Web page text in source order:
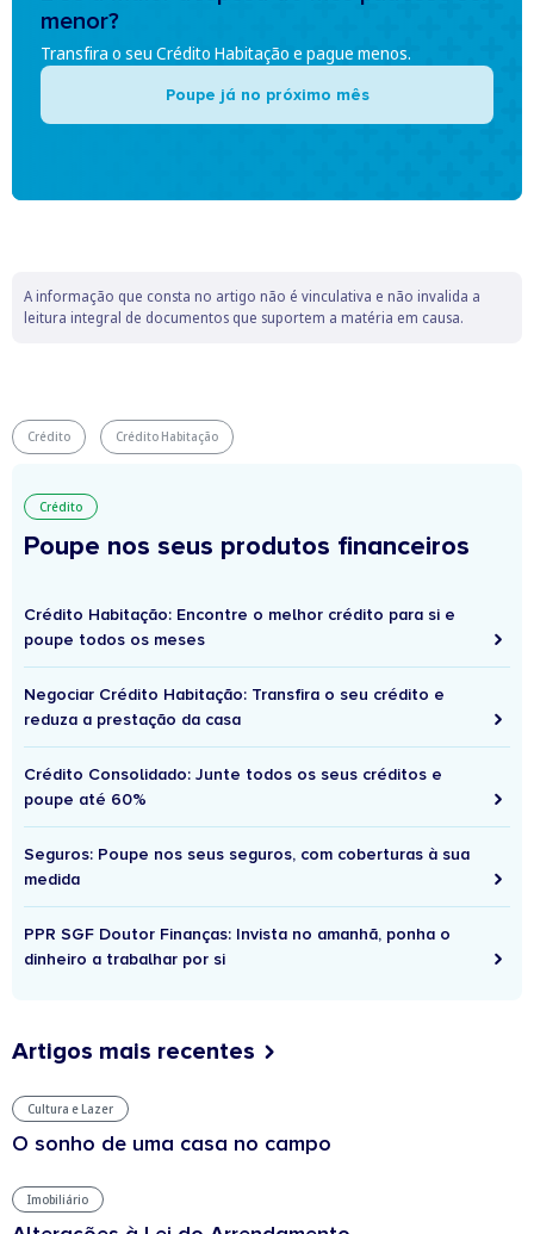
menor?
Transfira o seu Crédito Habitação e pague menos.
Poupe já no próximo mês
A informação que consta no artigo não é vinculativa e não invalida a
leitura integral de documentos que suportem a matéria em causa.
Crédito Crédito Habitação
Crédito
Poupe nos seus produtos financeiros
Crédito Habitação: Encontre o melhor crédito para si e
poupe todos os meses
Negociar Crédito Habitação: Transfira o seu crédito e
reduza a prestação da casa
Crédito Consolidado: Junte todos os seus créditos e
poupe até 60%
Seguros: Poupe nos seus seguros, com coberturas à sua
medida
PPR SGF Doutor Finanças: Invista no amanhã, ponha o
dinheiro a trabalhar por si
Artigos mais recentes
Cultura e Lazer
O sonho de uma casa no campo
Imobiliário